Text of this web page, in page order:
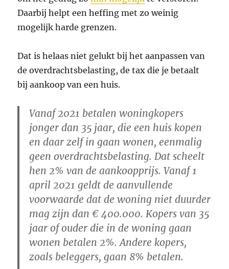
Daarbij helpt een heffing met zo weinig
mogelijk harde grenzen.
Dat is helaas niet gelukt bij het aanpassen van
de overdrachtsbelasting, de tax die je betaalt
bij aankoop van een huis.
Vanaf 2021 betalen woningkopers
jonger dan 35 jaar, die een huis kopen
en daar zelf in gaan wonen, eenmalig
geen overdrachtsbelasting. Dat scheelt
hen 2% van de aankoopprijs. Vanaf 1
april 2021 geldt de aanvullende
voorwaarde dat de woning niet duurder
mag zijn dan € 400.000. Kopers van 35
jaar of ouder die in de woning gaan
wonen betalen 2%. Andere kopers,
zoals beleggers, gaan 8% betalen.